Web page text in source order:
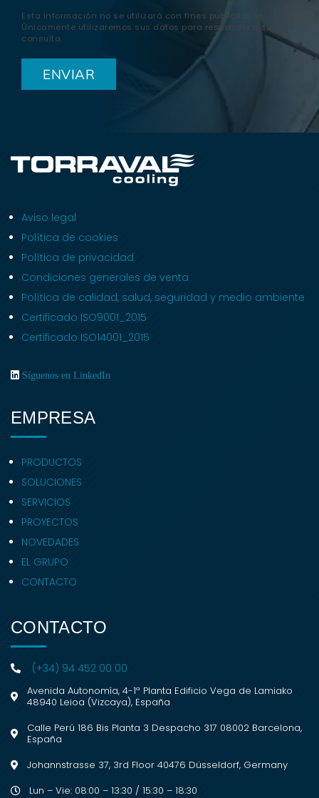
Esta información no se utilizará con fines publicitarios.
Únicamente utilizaremos sus datos para responder a su
consulta.
Aviso legal
Política de cookies
Política de privacidad
Condiciones generales de venta
Política de calidad, salud, seguridad y medio ambiente
Certificado ISO9001_2015
Certificado ISO14001_2015
Síguenos en LinkedIn
EMPRESA
PRODUCTOS
SOLUCIONES
SERVICIOS
PROYECTOS
NOVEDADES
EL GRUPO
CONTACTO
CONTACTO
(+34) 94 452 00 00
Avenida Autonomía, 4-1ª Planta Edificio Vega de Lamiako
48940 Leioa (Vizcaya), España
Calle Perú 186 Bis Planta 3 Despacho 317 08002 Barcelona,
España
Johannstrasse 37, 3rd Floor 40476 Düsseldorf, Germany
Lun – Vie: 08:00 – 13:30 / 15:30 – 18:30